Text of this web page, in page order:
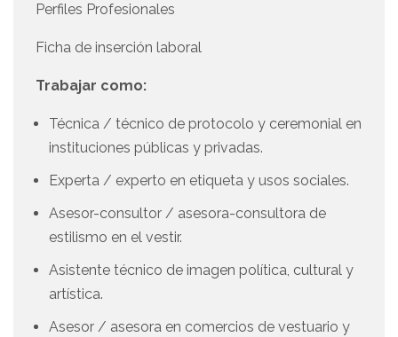
Perfiles Profesionales
Ficha de inserción laboral
Trabajar como:
Técnica / técnico de protocolo y ceremonial en
instituciones públicas y privadas.
Experta / experto en etiqueta y usos sociales.
Asesor-consultor / asesora-consultora de
estilismo en el vestir.
Asistente técnico de imagen política, cultural y
artística.
Asesor / asesora en comercios de vestuario y